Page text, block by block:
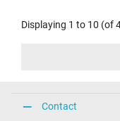
Displaying 1 to 10 (of
Contact